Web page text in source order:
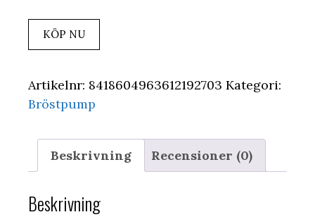
KÖP NU
Artikelnr: 8418604963612192703 Kategori:
Bröstpump
Beskrivning Recensioner (0)
Beskrivning